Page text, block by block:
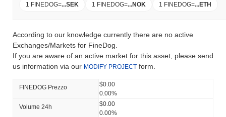
1 FINEDOG=...SEK 1 FINEDOG=...NOK 1 FINEDOG=...ETH
According to our knowledge currently there are no active
Exchanges/Markets for FineDog.
If you are aware of an active market for this asset, please send
us information via our MODIFY PROJECT form.
FINEDOG Prezzo
$0.00
0.00%
Volume 24h
$0.00
0.00%